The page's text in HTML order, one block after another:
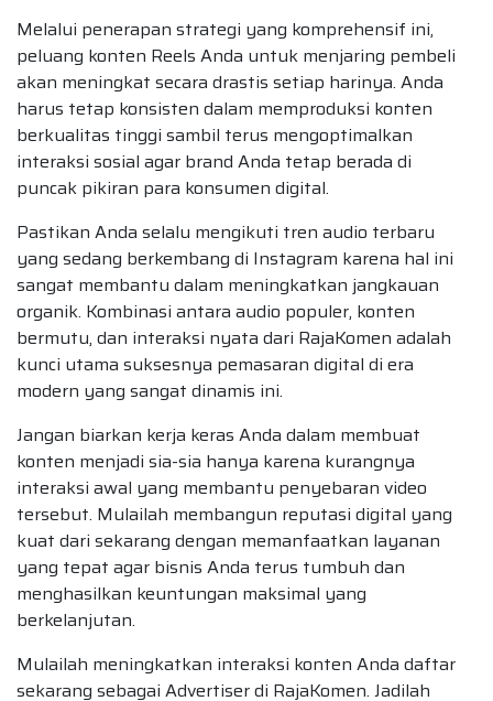
Melalui penerapan strategi yang komprehensif ini,
peluang konten Reels Anda untuk menjaring pembeli
akan meningkat secara drastis setiap harinya. Anda
harus tetap konsisten dalam memproduksi konten
berkualitas tinggi sambil terus mengoptimalkan
interaksi sosial agar brand Anda tetap berada di
puncak pikiran para konsumen digital.
Pastikan Anda selalu mengikuti tren audio terbaru
yang sedang berkembang di Instagram karena hal ini
sangat membantu dalam meningkatkan jangkauan
organik. Kombinasi antara audio populer, konten
bermutu, dan interaksi nyata dari RajaKomen adalah
kunci utama suksesnya pemasaran digital di era
modern yang sangat dinamis ini.
Jangan biarkan kerja keras Anda dalam membuat
konten menjadi sia-sia hanya karena kurangnya
interaksi awal yang membantu penyebaran video
tersebut. Mulailah membangun reputasi digital yang
kuat dari sekarang dengan memanfaatkan layanan
yang tepat agar bisnis Anda terus tumbuh dan
menghasilkan keuntungan maksimal yang
berkelanjutan.
Mulailah meningkatkan interaksi konten Anda daftar
sekarang sebagai Advertiser di RajaKomen. Jadilah